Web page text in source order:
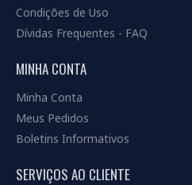
Condições de Uso
Dívidas Frequentes - FAQ
MINHA CONTA
Minha Conta
Meus Pedidos
Boletins Informativos
SERVIÇOS AO CLIENTE